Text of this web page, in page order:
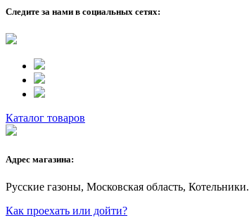
Следите за нами в социальных сетях:
Каталог товаров
Адрес магазина:
Русские газоны, Московская область, Котельники.
Как проехать или дойти?